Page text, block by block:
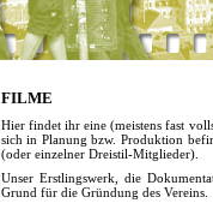
FILME
Hier findet ihr eine (meistens fast
sich in Planung bzw. Produktion
(oder einzelner Dreistil-Mitglieder).
Unser Erstlingswerk, die
Grund für die Gründung des Vereins.